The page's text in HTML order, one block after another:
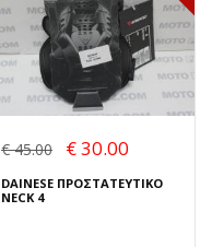
€ 45.00 € 30.00
DAINESE ΠΡΟΣΤΑΤΕΥΤΙΚΟ
NECK 4